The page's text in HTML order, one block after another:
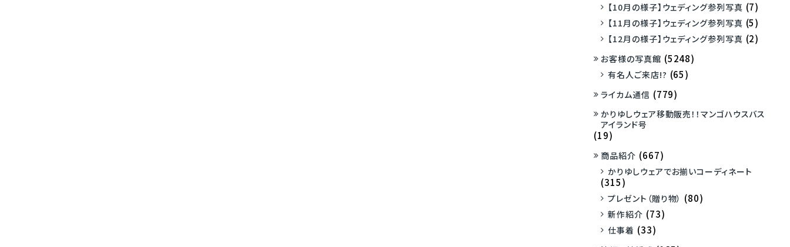
【10月の様子】ウェディング参列写真 (7)
【11月の様子】ウェディング参列写真 (5)
【12月の様子】ウェディング参列写真 (2)
お客様の写真館 (5248)
有名人ご来店!? (65)
ライカム通信 (779)
かりゆしウェア移動販売！！マンゴハウスバス
アイランド号
(19)
商品紹介 (667)
かりゆしウェアでお揃いコーディネート
(315)
プレゼント（贈り物） (80)
新作紹介 (73)
仕事着 (33)